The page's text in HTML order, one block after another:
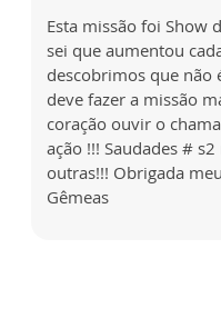
Esta missão foi Show
sei que aumentou
descobrimos que não
deve fazer a missão
coração ouvir o
ação !!! Saudades #
outras!!! Obrigada
Gêmeas